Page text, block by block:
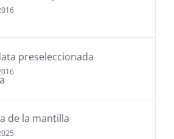
preseleccionada
de la mantilla